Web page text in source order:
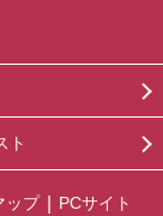
ト
ップ
PCサイト